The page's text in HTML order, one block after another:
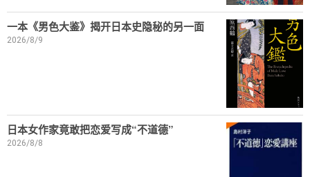
一本《男色大鉴》揭开日本史隐秘的另一面
2026/8/9
日本女作家竟敢把恋爱写成“不道德”
2026/8/8